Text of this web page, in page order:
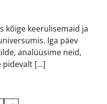
kõige keerulisemaid ja
Iga päev
analüüsime neid,
pidevalt […]